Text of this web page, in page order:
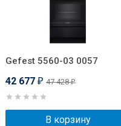
Gefest 5560-03 0057
42 677 ₽ 47 428₽
В корзину